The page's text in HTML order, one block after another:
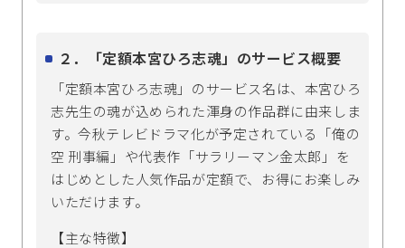
２．「定額本宮ひろ志魂」のサービス概要
「定額本宮ひろ志魂」のサービス名は、本宮ひろ
志先生の魂が込められた渾身の作品群に由来しま
す。今秋テレビドラマ化が予定されている「俺の
空 刑事編」や代表作「サラリーマン金太郎」を
はじめとした人気作品が定額で、お得にお楽しみ
いただけます。
【主な特徴】